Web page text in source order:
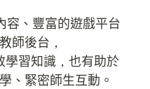
容、豐富的遊戲平台
師後台，
學習知識，也有助於
、緊密師生互動。